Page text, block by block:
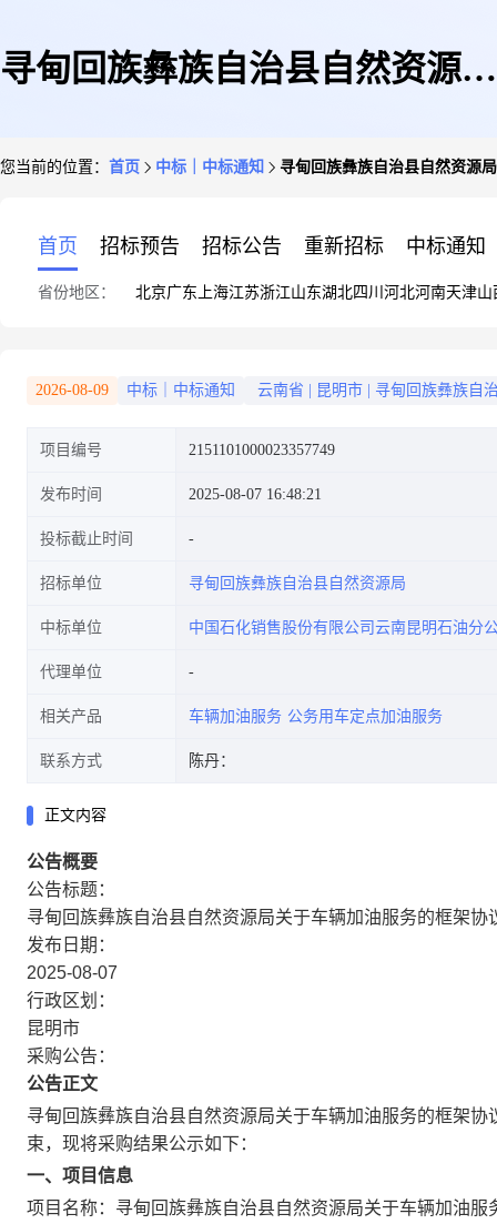
寻甸回族彝族自治县自然资源局
您当前的位置： 首页 中标｜中标通知 寻甸回族彝族自治县自然资源
首页 招标预告 招标公告 重新招标 中标通知
省份地区： 北京广东 上海江苏浙江山东湖北四川 河北河南天津山
2026-08-09 中标｜中标通知 云南省 昆明市 寻甸回族彝族自
项目编号 2151101000023357749
发布时间 2025-08-07 16:48:21
投标截止时间
招标单位 寻甸回族彝族自治县自然资源局
中标单位 中国石化销售股份有限公司云南昆明石油分
代理单位
相关产品 车辆加油服务 公务用车定点加油服务
联系方式 陈丹：
正文内容
公告概要
公告标题：
寻甸回族彝族自治县自然资源局关于车辆加油服务的框架协
发布日期：
2025-08-07
行政区划：
昆明市
采购公告：
公告正文
寻甸回族彝族自治县自然资源局关于车辆加油服务的框架协
束，现将采购结果公示如下：
一、项目信息
项目名称： 寻甸回族彝族自治县自然资源局关于车辆加油服